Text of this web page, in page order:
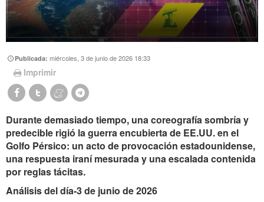
Publicada:miércoles, 3 de junio de 2026 18:33
Imprimir
Durante demasiado tiempo, una coreografía sombría y
predecible rigió la guerra encubierta de EE.UU. en el
Golfo Pérsico: un acto de provocación estadounidense,
una respuesta iraní mesurada y una escalada contenida
por reglas tácitas.
Análisis del día-3 de junio de 2026